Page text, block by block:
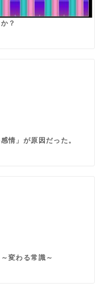
？
情」が原因だった。
変わる常識～